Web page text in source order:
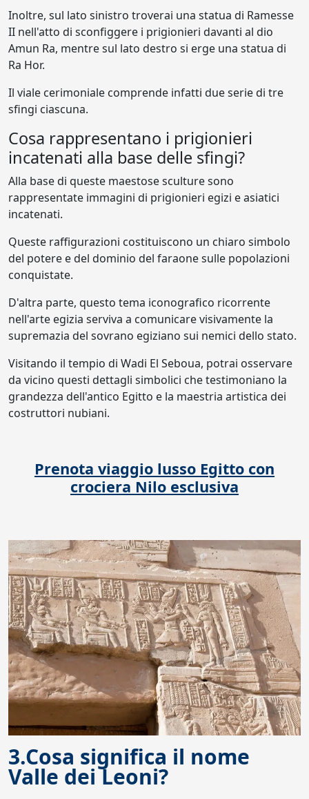
Inoltre, sul lato sinistro troverai una statua di Ramesse
II nell'atto di sconfiggere i prigionieri davanti al dio
Amun Ra, mentre sul lato destro si erge una statua di
Ra Hor.
Il viale cerimoniale comprende infatti due serie di tre
sfingi ciascuna.
Cosa rappresentano i prigionieri
incatenati alla base delle sfingi?
Alla base di queste maestose sculture sono
rappresentate immagini di prigionieri egizi e asiatici
incatenati.
Queste raffigurazioni costituiscono un chiaro simbolo
del potere e del dominio del faraone sulle popolazioni
conquistate.
D'altra parte, questo tema iconografico ricorrente
nell'arte egizia serviva a comunicare visivamente la
supremazia del sovrano egiziano sui nemici dello stato.
Visitando il tempio di Wadi El Seboua, potrai osservare
da vicino questi dettagli simbolici che testimoniano la
grandezza dell'antico Egitto e la maestria artistica dei
costruttori nubiani.
Prenota viaggio lusso Egitto con
crociera Nilo esclusiva
3.Cosa significa il nome
Valle dei Leoni?